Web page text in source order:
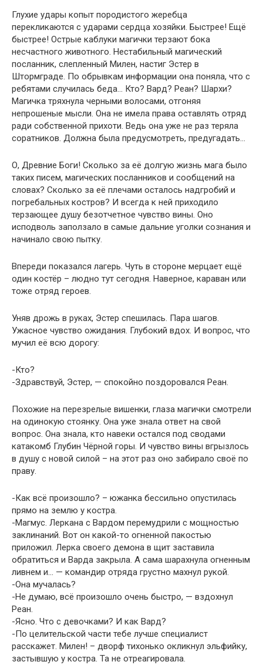
Глухие удары копыт породистого жеребца
перекликаются с ударами сердца хозяйки. Быстрее! Ещё
быстрее! Острые каблуки магички терзают бока
несчастного животного. Нестабильный магический
посланник, слепленный Милен, настиг Эстер в
Штормграде. По обрывкам информации она поняла, что с
ребятами случилась беда… Кто? Вард? Реан? Шархи?
Магичка тряхнула черными волосами, отгоняя
непрошеные мысли. Она не имела права оставлять отряд
ради собственной прихоти. Ведь она уже не раз теряла
соратников. Должна была предусмотреть, предугадать…
О, Древние Боги! Сколько за её долгую жизнь мага было
таких писем, магических посланников и сообщений на
словах? Сколько за её плечами осталось надгробий и
погребальных костров? И всегда к ней приходило
терзающее душу безотчетное чувство вины. Оно
исподволь заползало в самые дальние уголки сознания и
начинало свою пытку.
Впереди показался лагерь. Чуть в стороне мерцает ещё
один костёр – людно тут сегодня. Наверное, караван или
тоже отряд героев.
Уняв дрожь в руках, Эстер спешилась. Пара шагов.
Ужасное чувство ожидания. Глубокий вдох. И вопрос, что
мучил её всю дорогу:
-Кто?
-Здравствуй, Эстер, — спокойно поздоровался Реан.
Похожие на перезрелые вишенки, глаза магички смотрели
на одинокую стоянку. Она уже знала ответ на свой
вопрос. Она знала, кто навеки остался под сводами
катакомб Глубин Чёрной горы. И чувство вины вгрызлось
в душу с новой силой – на этот раз оно забирало своё по
праву.
-Как всё произошло? – южанка бессильно опустилась
прямо на землю у костра.
-Магмус. Леркана с Вардом перемудрили с мощностью
заклинаний. Вот он какой-то огненной пакостью
приложил. Лерка своего демона в щит заставила
обратиться и Варда закрыла. А сама шарахнула огненным
ливнем и… — командир отряда грустно махнул рукой.
-Она мучалась?
-Не думаю, всё произошло очень быстро, — вздохнул
Реан.
-Ясно. Что с девочками? И как Вард?
-По целительской части тебе лучше специалист
расскажет. Милен! – дворф тихонько окликнул эльфийку,
застывшую у костра. Та не отреагировала.